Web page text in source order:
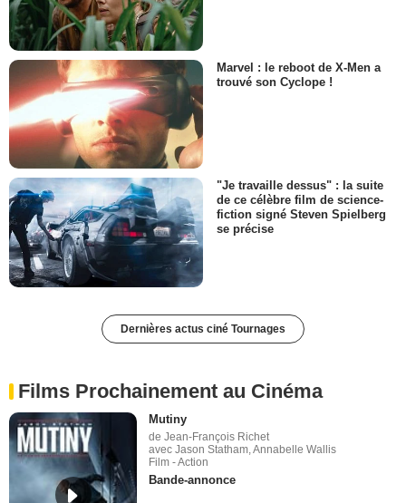
Marvel : le reboot de X-Men a
trouvé son Cyclope !
"Je travaille dessus" : la suite
de ce célèbre film de science-
fiction signé Steven Spielberg
se précise
Dernières actus ciné Tournages
Films Prochainement au Cinéma
Mutiny
de Jean-François Richet
avec Jason Statham, Annabelle Wallis
Film - Action
Bande-annonce